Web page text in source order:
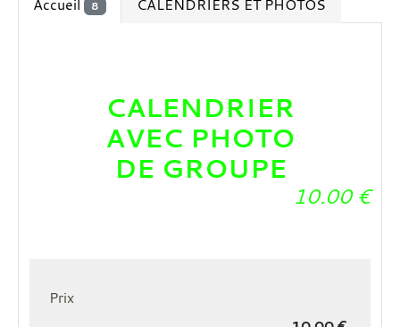
Accueil 8 CALENDRIERS ET PHOTOS
CALENDRIER
AVEC PHOTO
DE GROUPE
10.00 €
Prix